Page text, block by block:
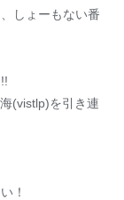
しょーもない番
(vistlp)を引き連
！